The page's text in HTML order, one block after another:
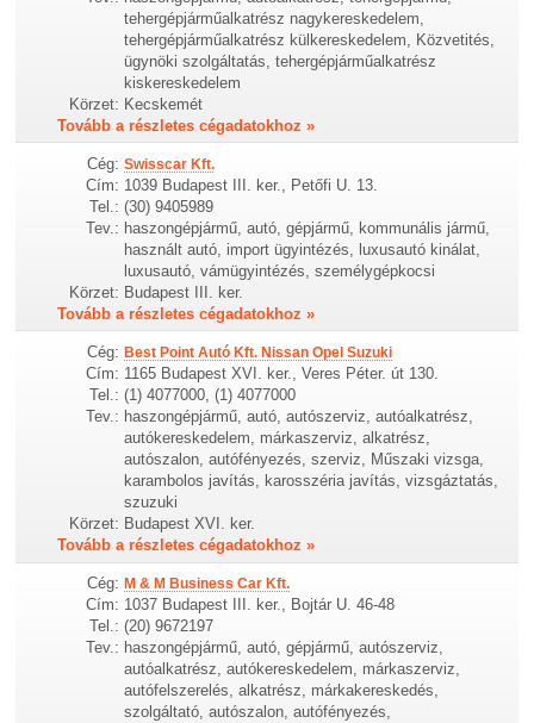
tehergépjárműalkatrész nagykereskedelem,
tehergépjárműalkatrész külkereskedelem, Közvetités,
ügynöki szolgáltatás, tehergépjárműalkatrész
kiskereskedelem
Körzet: Kecskemét
Tovább a részletes cégadatokhoz »
Cég: Swisscar Kft.
Cím: 1039 Budapest III. ker., Petőfi U. 13.
Tel.: (30) 9405989
Tev.: haszongépjármű, autó, gépjármű, kommunális jármű,
használt autó, import ügyintézés, luxusautó kinálat,
luxusautó, vámügyintézés, személygépkocsi
Körzet: Budapest III. ker.
Tovább a részletes cégadatokhoz »
Cég: Best Point Autó Kft. Nissan Opel Suzuki
Cím: 1165 Budapest XVI. ker., Veres Péter. út 130.
Tel.: (1) 4077000, (1) 4077000
Tev.: haszongépjármű, autó, autószerviz, autóalkatrész,
autókereskedelem, márkaszerviz, alkatrész,
autószalon, autófényezés, szerviz, Műszaki vizsga,
karambolos javítás, karosszéria javítás, vizsgáztatás,
szuzuki
Körzet: Budapest XVI. ker.
Tovább a részletes cégadatokhoz »
Cég: M & M Business Car Kft.
Cím: 1037 Budapest III. ker., Bojtár U. 46-48
Tel.: (20) 9672197
Tev.: haszongépjármű, autó, gépjármű, autószerviz,
autóalkatrész, autókereskedelem, márkaszerviz,
autófelszerelés, alkatrész, márkakereskedés,
szolgáltató, autószalon, autófényezés,